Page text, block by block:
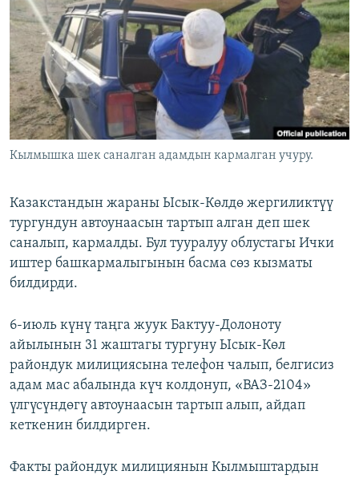
АЗАТТЫК+
ЫҢГАЙСЫЗ СУРООЛОР
ЭЕ/АРнун бардык сайттары
Кылмышка шек саналган адамдын кармалган учуру.
Казакстандын жараны Ысык-Көлдө жергиликтүү
тургундун автоунаасын тартып алган деп шек
саналып, кармалды. Бул тууралуу облустагы Ички
иштер башкармалыгынын басма сөз кызматы
билдирди.
6-июль күнү таңга жуук Бактуу-Долоноту
айылынын 31 жаштагы тургуну Ысык-Көл
райондук милициясына телефон чалып, белгисиз
адам мас абалында күч колдонуп, «ВАЗ-2104»
үлгүсүндөгү автоунаасын тартып алып, айдап
кеткенин билдирген.
Факты райондук милициянын Кылмыштардын